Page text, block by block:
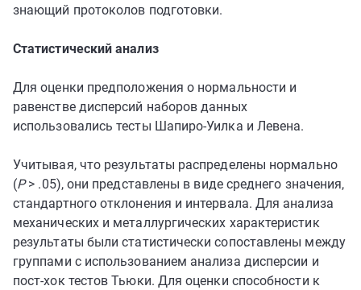
знающий протоколов подготовки.
Статистический анализ
Для оценки предположения о нормальности и
равенстве дисперсий наборов данных
использовались тесты Шапиро-Уилка и Левена.
Учитывая, что результаты распределены нормально
(P> .05), они представлены в виде среднего значения,
стандартного отклонения и интервала. Для анализа
механических и металлургических характеристик
результаты были статистически сопоставлены между
группами с использованием анализа дисперсии и
пост-хок тестов Тьюки. Для оценки способности к